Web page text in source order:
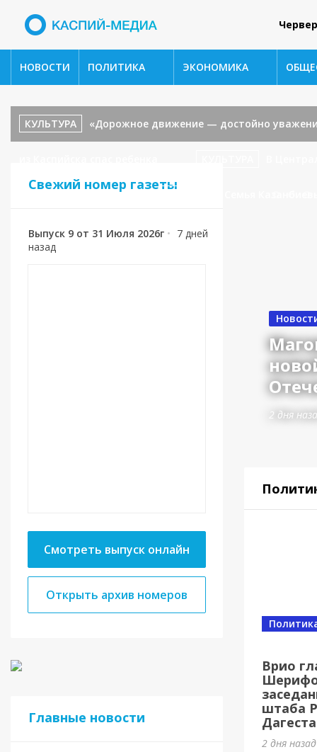
НОВОСТИ ПОЛИТИКА ЭКОНОМИКА
КУЛЬТУРА «Дорожное движение — достойно
«В гостях у сказки».
Свежий номер газеты
Выпуск 9 от 31 Июля 2026г • 7 дней
назад
Смотреть выпуск онлайн
Открыть архив номеров
Главные новости
2 дня
Власть
МБУ
3 дня
Врио
штаба
2 дня